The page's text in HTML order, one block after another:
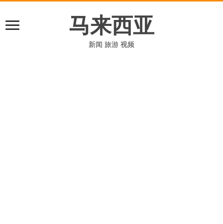
马来西亚
新闻 旅游 视频